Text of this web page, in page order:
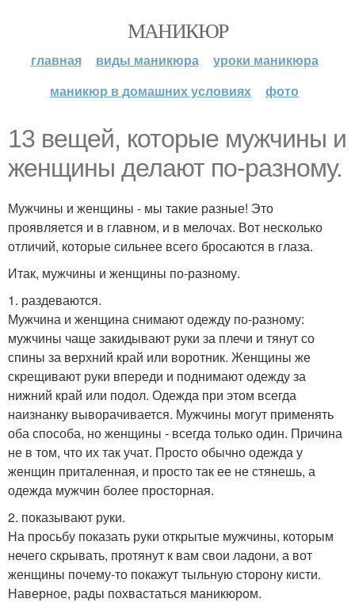
МАНИКЮР
главная виды маникюра
уроки маникюра
маникюр в домашних условиях
фото
13 вещей, которые мужчины и
женщины делают по-разному.
Мужчины и женщины - мы такие разные! Это
проявляется и в главном, и в мелочах. Вот несколько
отличий, которые сильнее всего бросаются в глаза.
Итак, мужчины и женщины по-разному.
1. раздеваются.
Мужчина и женщина снимают одежду по-разному:
мужчины чаще закидывают руки за плечи и тянут со
спины за верхний край или воротник. Женщины же
скрещивают руки впереди и поднимают одежду за
нижний край или подол. Одежда при этом всегда
наизнанку выворачивается. Мужчины могут применять
оба способа, но женщины - всегда только один. Причина
не в том, что их так учат. Просто обычно одежда у
женщин приталенная, и просто так ее не стянешь, а
одежда мужчин более просторная.
2. показывают руки.
На просьбу показать руки открытые мужчины, которым
нечего скрывать, протянут к вам свои ладони, а вот
женщины почему-то покажут тыльную сторону кисти.
Наверное, рады похвастаться маникюром.